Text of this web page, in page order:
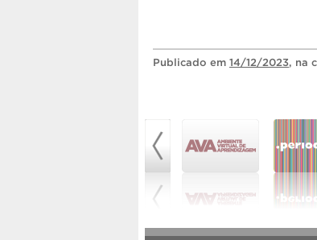
Publicado em 14/12/2023, na